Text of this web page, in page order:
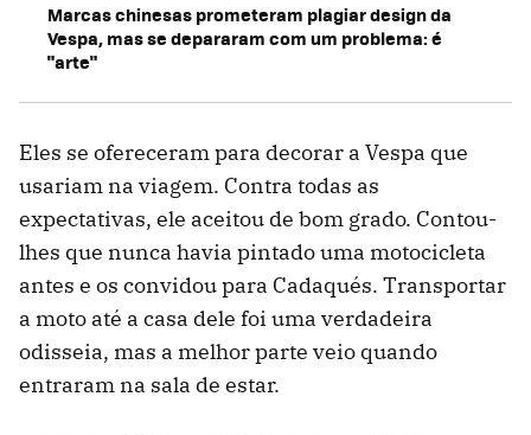
Marcas chinesas prometeram plagiar design da
Vespa, mas se depararam com um problema: é
"arte"
Eles se ofereceram para decorar a Vespa que
usariam na viagem. Contra todas as
expectativas, ele aceitou de bom grado. Contou-
lhes que nunca havia pintado uma motocicleta
antes e os convidou para Cadaqués. Transportar
a moto até a casa dele foi uma verdadeira
odisseia, mas a melhor parte veio quando
entraram na sala de estar.